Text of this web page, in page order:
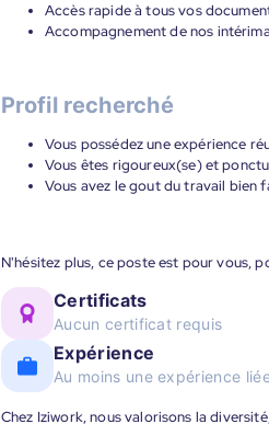
Accès rapide à tous vos
Accompagnement de nos
Profil recherché
Vous possédez une expérience
Vous êtes rigoureux(se) et
Vous avez le gout du travail bien
N'hésitez plus, ce poste est pour vous,
Certificats
Aucun certificat requis
Expérience
Au moins une expérience
Chez Iziwork, nous valorisons la